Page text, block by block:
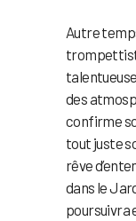
Autre
des
confirme
tout juste
rêve
dans le
poursuivra